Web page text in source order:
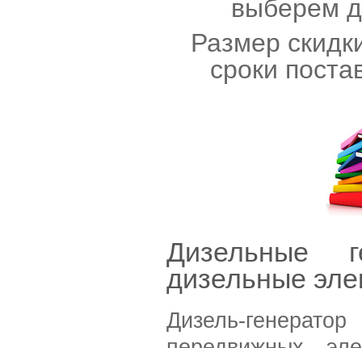
выберем
Размер
сроки
Дизельные
дизельные
Дизель-